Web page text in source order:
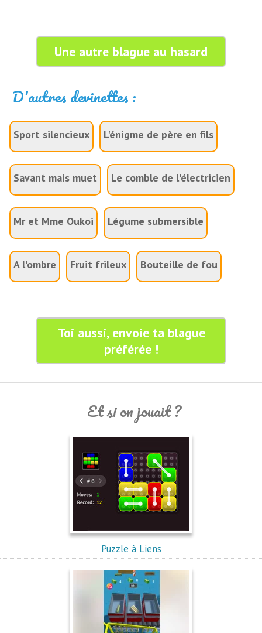
Une autre blague au hasard
D'autres devinettes :
Sport silencieux L'énigme de père en fils
Savant mais muet Le comble de l'électricien
Mr et Mme Oukoi Légume submersible
A l'ombre Fruit frileux Bouteille de fou
Toi aussi, envoie ta blague
préférée !
Et si on jouait ?
Puzzle à Liens